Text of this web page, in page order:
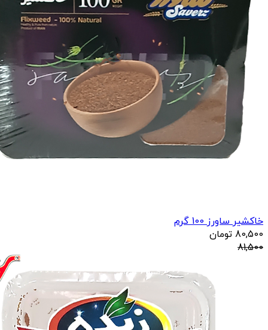
خاکشیر ساورز 100 گرم
80,500 تومان
81,500